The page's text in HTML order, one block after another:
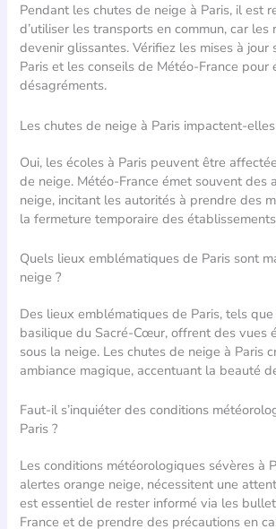
Pendant les chutes de neige à Paris, il est
d’utiliser les transports en commun, car
devenir glissantes. Vérifiez les mises à jour
Paris et les conseils de Météo-France pour
désagréments.
Les chutes de neige à Paris impactent-
Oui, les écoles à Paris peuvent être
de neige. Météo-France émet souvent des
neige, incitant les autorités à prendre des
la fermeture temporaire des
Quels lieux emblématiques de Paris sont
neige ?
Des lieux emblématiques de Paris, tels
basilique du Sacré-Cœur, offrent des vues
sous la neige. Les chutes de neige à Paris
ambiance magique, accentuant la beauté
Faut-il s’inquiéter des conditions
Paris ?
Les conditions météorologiques sévères à
alertes orange neige, nécessitent une
est essentiel de rester informé via les
France et de prendre des précautions en